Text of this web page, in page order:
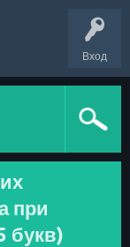
Вход
при
букв)